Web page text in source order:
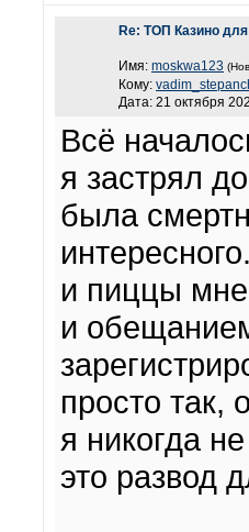
Re: ТОП Казино
Имя: moskwa123
Кому:
Дата: 21 октября
Всё
я застрял
была
и пиццы
и
просто так,
я никогда
это развод